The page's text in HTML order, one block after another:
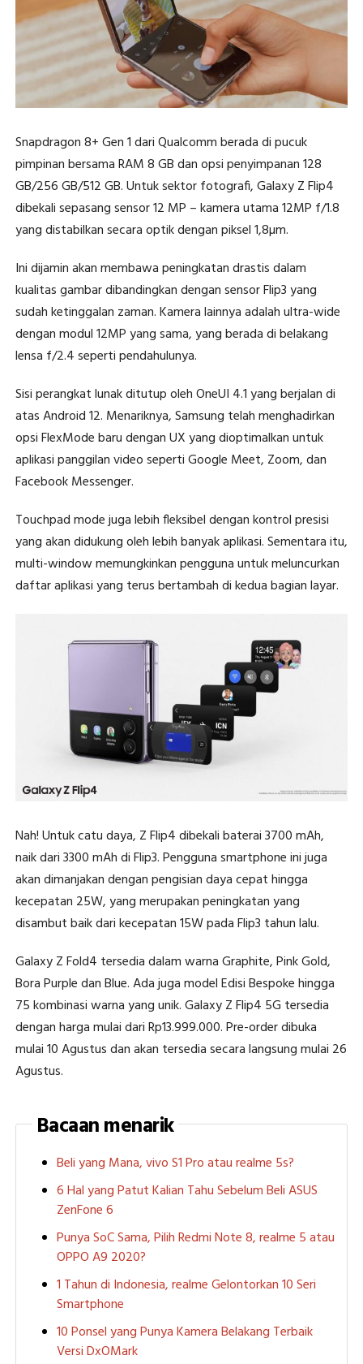
Snapdragon 8+ Gen 1 dari Qualcomm berada di pucuk
pimpinan bersama RAM 8 GB dan opsi penyimpanan 128
GB/256 GB/512 GB. Untuk sektor fotografi, Galaxy Z Flip4
dibekali sepasang sensor 12 MP – kamera utama 12MP f/1.8
yang distabilkan secara optik dengan piksel 1,8µm.
Ini dijamin akan membawa peningkatan drastis dalam
kualitas gambar dibandingkan dengan sensor Flip3 yang
sudah ketinggalan zaman. Kamera lainnya adalah ultra-wide
dengan modul 12MP yang sama, yang berada di belakang
lensa f/2.4 seperti pendahulunya.
Sisi perangkat lunak ditutup oleh OneUI 4.1 yang berjalan di
atas Android 12. Menariknya, Samsung telah menghadirkan
opsi FlexMode baru dengan UX yang dioptimalkan untuk
aplikasi panggilan video seperti Google Meet, Zoom, dan
Facebook Messenger.
Touchpad mode juga lebih fleksibel dengan kontrol presisi
yang akan didukung oleh lebih banyak aplikasi. Sementara itu,
multi-window memungkinkan pengguna untuk meluncurkan
daftar aplikasi yang terus bertambah di kedua bagian layar.
Nah! Untuk catu daya, Z Flip4 dibekali baterai 3700 mAh,
naik dari 3300 mAh di Flip3. Pengguna smartphone ini juga
akan dimanjakan dengan pengisian daya cepat hingga
kecepatan 25W, yang merupakan peningkatan yang
disambut baik dari kecepatan 15W pada Flip3 tahun lalu.
Galaxy Z Fold4 tersedia dalam warna Graphite, Pink Gold,
Bora Purple dan Blue. Ada juga model Edisi Bespoke hingga
75 kombinasi warna yang unik. Galaxy Z Flip4 5G tersedia
dengan harga mulai dari Rp13.999.000. Pre-order dibuka
mulai 10 Agustus dan akan tersedia secara langsung mulai 26
Agustus.
Bacaan menarik
Beli yang Mana, vivo S1 Pro atau realme 5s?
6 Hal yang Patut Kalian Tahu Sebelum Beli ASUS
ZenFone 6
Punya SoC Sama, Pilih Redmi Note 8, realme 5 atau
OPPO A9 2020?
1 Tahun di Indonesia, realme Gelontorkan 10 Seri
Smartphone
10 Ponsel yang Punya Kamera Belakang Terbaik
Versi DxOMark